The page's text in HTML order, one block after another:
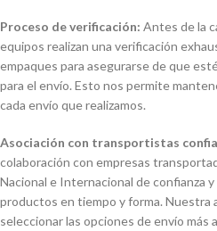
Proceso de verificación: Antes de la
equipos realizan una verificación
empaques para asegurarse de que
para el envío. Esto nos permite
cada envío que realizamos.
Asociación con transportistas
colaboración con empresas
Nacional e Internacional de confianza
productos en tiempo y forma. Nuestra
seleccionar las opciones de envío más